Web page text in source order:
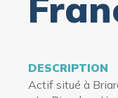
DESCRIPTION
Actifsitué à